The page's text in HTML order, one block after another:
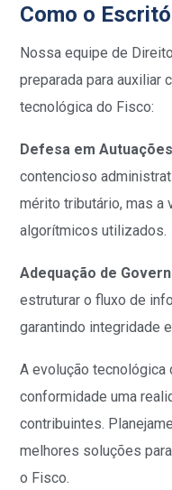
Como o
Nossa equipe de
preparada para auxiliar
tecnológica do Fisco:
Defesa em
contencioso
mérito tributário, mas a
algorítmicos utilizados.
Adequação de
estruturar o fluxo de
garantindo integridade
A evolução tecnológica
conformidade uma
contribuintes.
melhores soluções
o Fisco.